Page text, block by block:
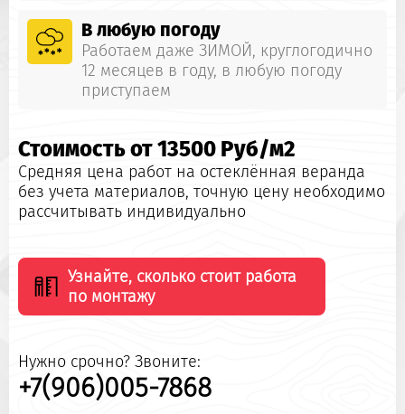
В любую погоду
Работаем даже ЗИМОЙ, круглогодично
12 месяцев в году, в любую погоду
приступаем
Стоимость от 13500 Руб/м2
Средняя цена работ на остеклённая веранда
без учета материалов, точную цену необходимо
рассчитывать индивидуально
Узнайте, сколько стоит работа
по монтажу
Нужно срочно? Звоните:
+7(906)005-7868